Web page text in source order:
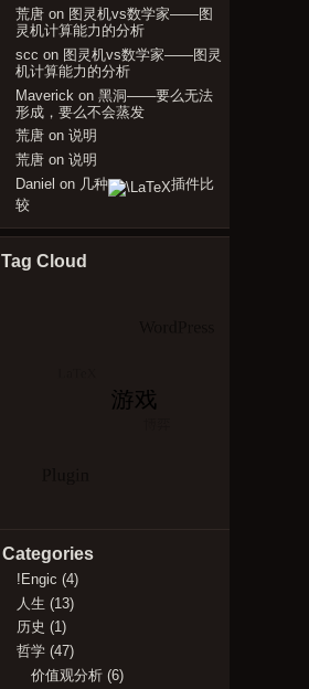
荒唐 on 图灵机vs数学家——图
灵机计算能力的分析
scc on 图灵机vs数学家——图灵
机计算能力的分析
Maverick on黑洞——要么无法
形成，要么不会蒸发
荒唐 on说明
荒唐 on说明
Daniel on 几种
插件比
较
Tag Cloud
Categories
!Engic (4)
人生 (13)
历史 (1)
哲学 (47)
价值观分析 (6)